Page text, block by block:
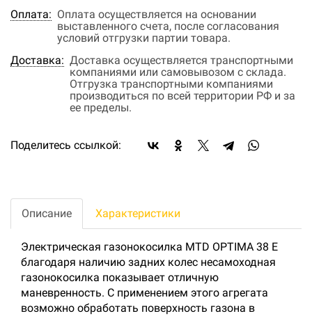
Оплата: Оплата осуществляется на основании
выставленного счета, после согласования
условий отгрузки партии товара.
Доставка: Доставка осуществляется транспортными
компаниями или самовывозом с склада.
Отгрузка транспортными компаниями
производиться по всей территории РФ и за
ее пределы.
Поделитесь ссылкой:
Описание Характеристики
Электрическая газонокосилка MTD OPTIMA 38 E
благодаря наличию задних колес несамоходная
газонокосилка показывает отличную
маневренность. С применением этого агрегата
возможно обработать поверхность газона в